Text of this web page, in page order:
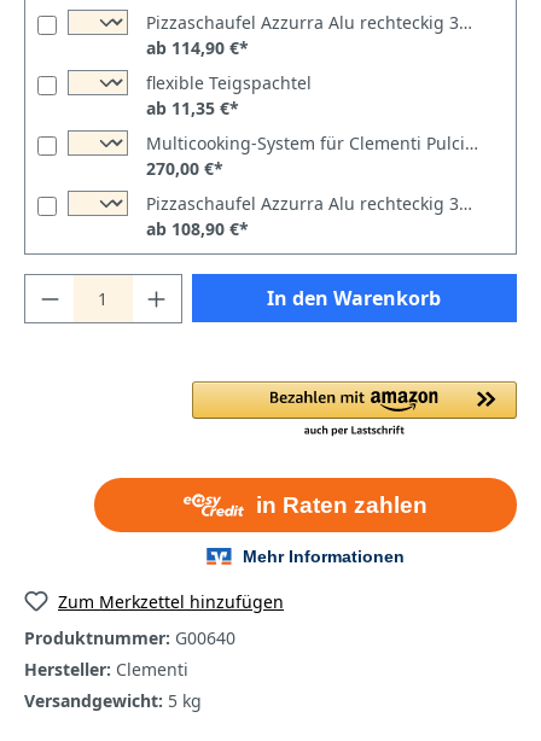
Pizzaschaufel Azzurra Alu rechteckig 30x30cm perforiert
ab 114,90 €*
flexible Teigspachtel
ab 11,35 €*
Multicooking-System für Clementi Pulcinella oder Family 80x60
270,00 €*
Pizzaschaufel Azzurra Alu rechteckig 33x33cm perforiert
ab 108,90 €*
In den Warenkorb
Zum Merkzettel hinzufügen
Produktnummer: G00640
Hersteller: Clementi
Versandgewicht: 5 kg